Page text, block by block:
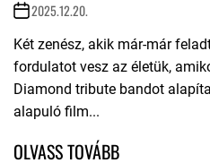
2025.12.20.
Két zenész, akik már-már
fordulatot vesz az életük,
Diamond tribute bandot
alapuló film...